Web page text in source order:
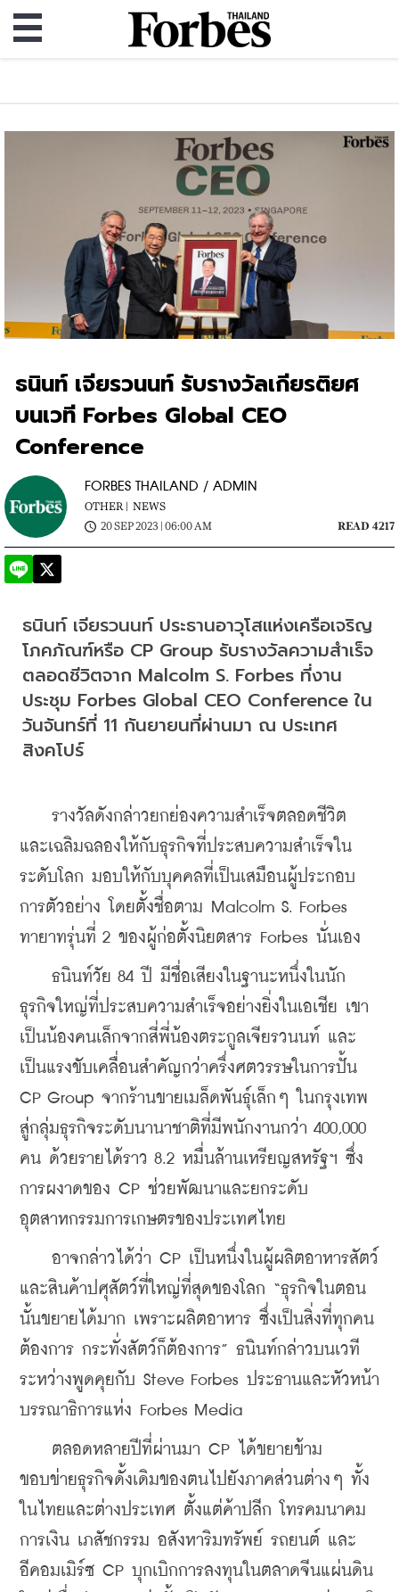
ธนินท์ เจียรวนนท์ รับรางวัลเกียรติยศ
บนเวที Forbes Global CEO
Conference
FORBES THAILAND / ADMIN
OTHER |
NEWS
20 SEP 2023 | 06:00 AM
READ 4217
ธนินท์ เจียรวนนท์ ประธานอาวุโสแห่งเครือเจริญ
โภคภัณฑ์หรือ CP Group รับรางวัลความสำเร็จ
ตลอดชีวิตจาก Malcolm S. Forbes ที่งาน
ประชุม Forbes Global CEO Conference ใน
วันจันทร์ที่ 11 กันยายนที่ผ่านมา ณ ประเทศ
สิงคโปร์
รางวัลดังกล่าวยกย่องความสำเร็จตลอดชีวิต
และเฉลิมฉลองให้กับธุรกิจที่ประสบความสำเร็จใน
ระดับโลก มอบให้กับบุคคลที่เป็นเสมือนผู้ประกอบ
การตัวอย่าง โดยตั้งชื่อตาม Malcolm S. Forbes
ทายาทรุ่นที่ 2 ของผู้ก่อตั้งนิยตสาร Forbes นั่นเอง
ธนินท์วัย 84 ปี มีชื่อเสียงในฐานะหนึ่งในนัก
ธุรกิจใหญ่ที่ประสบความสำเร็จอย่างยิ่งในเอเชีย เขา
เป็นน้องคนเล็กจากสี่พี่น้องตระกูลเจียรวนนท์ และ
เป็นแรงขับเคลื่อนสำคัญกว่าครึ่งศตวรรษในการปั้น
CP Group จากร้านขายเมล็ดพันธุ์เล็กๆ ในกรุงเทพ
สู่กลุ่มธุรกิจระดับนานาชาติที่มีพนักงานกว่า 400,000
คน ด้วยรายได้ราว 8.2 หมื่นล้านเหรียญสหรัฐฯ ซึ่ง
การผงาดของ CP ช่วยพัฒนาและยกระดับ
อุตสาหกรรมการเกษตรของประเทศไทย
อาจกล่าวได้ว่า CP เป็นหนึ่งในผู้ผลิตอาหารสัตว์
และสินค้าปศุสัตว์ที่ใหญ่ที่สุดของโลก “ธุรกิจในตอน
นั้นขยายได้มาก เพราะผลิตอาหาร ซึ่งเป็นสิ่งที่ทุกคน
ต้องการ กระทั่งสัตว์ก็ต้องการ” ธนินท์กล่าวบนเวที
ระหว่างพูดคุยกับ Steve Forbes ประธานและหัวหน้า
บรรณาธิการแห่ง Forbes Media
ตลอดหลายปีที่ผ่านมา CP ได้ขยายข้าม
ขอบข่ายธุรกิจดั้งเดิมของตนไปยังภาคส่วนต่างๆ ทั้ง
ในไทยและต่างประเทศ ตั้งแต่ค้าปลีก โทรคมนาคม
การเงิน เภสัชกรรม อสังหาริมทรัพย์ รถยนต์ และ
อีคอมเมิร์ซ CP บุกเบิกการลงทุนในตลาดจีนแผ่นดิน